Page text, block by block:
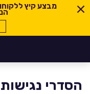
מבצע קיץ
הסדרי נגישות